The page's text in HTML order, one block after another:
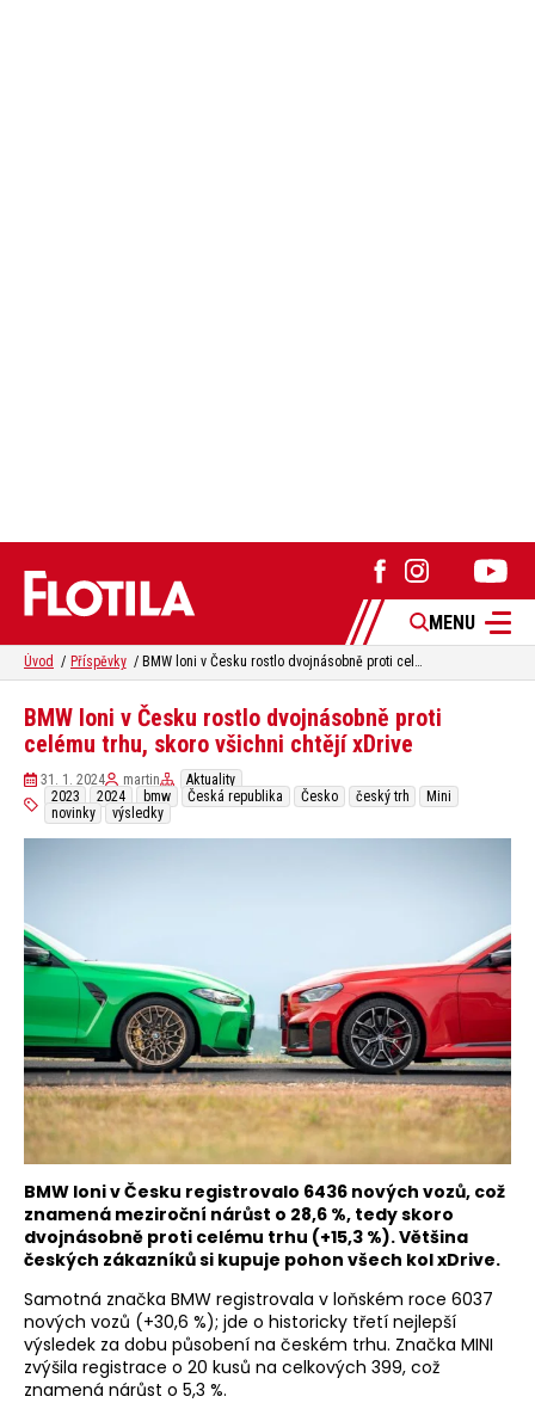
MENU
Úvod Příspěvky BMW loni v Česku rostlo dvojnásobně proti celému trhu, skoro všichni chtějí xDrive
BMW loni v Česku rostlo dvojnásobně proti
celému trhu, skoro všichni chtějí xDrive
31. 1. 2024 martin
Aktuality
2023
2024 bmw Česká republika Česko český trh
Mini
novinky
výsledky
BMW loni v Česku registrovalo 6436 nových vozů, což
znamená meziroční nárůst o 28,6 %, tedy skoro
dvojnásobně proti celému trhu (+15,3 %). Většina
českých zákazníků si kupuje pohon všech kol xDrive.
Samotná značka BMW registrovala v loňském roce 6037
nových vozů (+30,6 %); jde o historicky třetí nejlepší
výsledek za dobu působení na českém trhu. Značka MINI
zvýšila registrace o 20 kusů na celkových 399, což
znamená nárůst o 5,3 %.